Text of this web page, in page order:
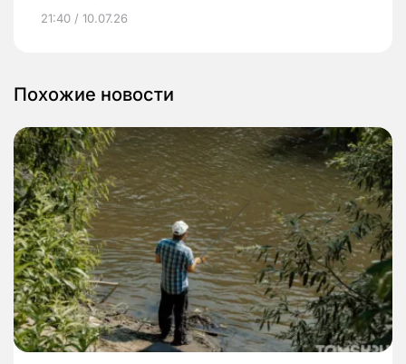
21:40 / 10.07.26
Похожие новости